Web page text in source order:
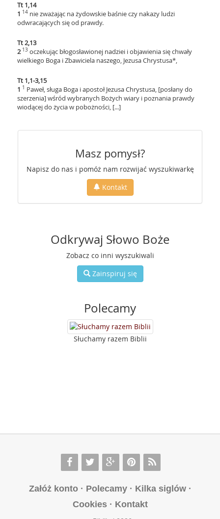
Tt 1,14
1 14 nie zważając na żydowskie baśnie czy nakazy ludzi
odwracających się od prawdy.
Tt 2,13
2 13 oczekując błogosławionej nadziei i objawienia się chwały
wielkiego Boga i Zbawiciela naszego, Jezusa Chrystusa*,
Tt 1,1-3,15
1 1 Paweł, sługa Boga i apostoł Jezusa Chrystusa, [posłany do
szerzenia] wśród wybranych Bożych wiary i poznania prawdy
wiodącej do życia w pobożności, [...]
Masz pomysł?
Napisz do nas i pomóż nam rozwijać wyszukiwarkę
Kontakt
Odkrywaj Słowo Boże
Zobacz co inni wyszukiwali
Zainspiruj się
Polecamy
Słuchamy razem Biblii
Załóż konto· Polecamy· Kilka siglów·
Cookies· Kontakt